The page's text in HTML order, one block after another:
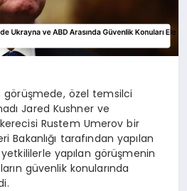
görüşmede, özel temsilci
Jared Kushner ve
Rustem Umerov bir
Bakanlığı tarafından yapılan
yapılan görüşmenin
güvenlik konularında